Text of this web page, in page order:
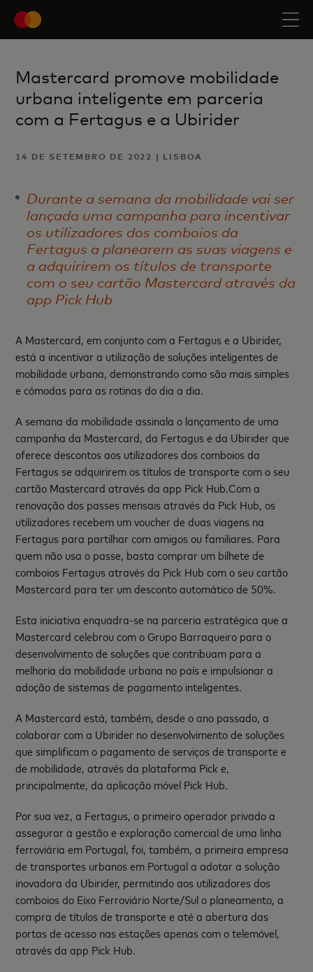
Mastercard promove mobilidade
urbana inteligente em parceria
com a Fertagus e a Ubirider
14 DE SETEMBRO DE 2022 | LISBOA
Durante a semana da mobilidade vai ser
lançada uma campanha para incentivar
os utilizadores dos comboios da
Fertagus a planearem as suas viagens e
a adquirirem os títulos de transporte
com o seu cartão Mastercard através da
app Pick Hub
A Mastercard, em conjunto com a Fertagus e a Ubirider,
está a incentivar a utilização de soluções inteligentes de
mobilidade urbana, demonstrando como são mais simples
e cómodas para as rotinas do dia a dia.
A semana da mobilidade assinala o lançamento de uma
campanha da Mastercard, da Fertagus e da Ubirider que
oferece descontos aos utilizadores dos comboios da
Fertagus se adquirirem os títulos de transporte com o seu
cartão Mastercard através da app Pick Hub.Com a
renovação dos passes mensais através da Pick Hub, os
utilizadores recebem um voucher de duas viagens na
Fertagus para partilhar com amigos ou familiares. Para
quem não usa o passe, basta comprar um bilhete de
comboios Fertagus através da Pick Hub com o seu cartão
Mastercard para ter um desconto automático de 50%.
Esta iniciativa enquadra-se na parceria estratégica que a
Mastercard celebrou com o Grupo Barraqueiro para o
desenvolvimento de soluções que contribuam para a
melhoria da mobilidade urbana no país e impulsionar a
adoção de sistemas de pagamento inteligentes.
A Mastercard está, também, desde o ano passado, a
colaborar com a Ubirider no desenvolvimento de soluções
que simplificam o pagamento de serviços de transporte e
de mobilidade, através da plataforma Pick e,
principalmente, da aplicação móvel Pick Hub.
Por sua vez, a Fertagus, o primeiro operador privado a
assegurar a gestão e exploração comercial de uma linha
ferroviária em Portugal, foi, também, a primeira empresa
de transportes urbanos em Portugal a adotar a solução
inovadora da Ubirider, permitindo aos utilizadores dos
comboios do Eixo Ferroviário Norte/Sul o planeamento, a
compra de títulos de transporte e até a abertura das
portas de acesso nas estações apenas com o telemóvel,
através da app Pick Hub.